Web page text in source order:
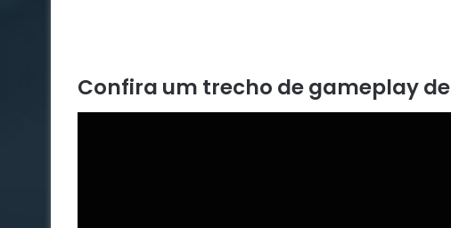
Confira um trecho de gameplay de